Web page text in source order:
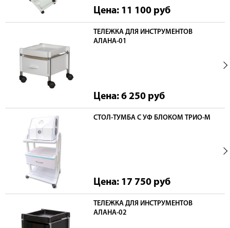
Цена: 11 100 руб
ТЕЛЕЖКА ДЛЯ ИНСТРУМЕНТОВ
АЛАНА-01
Цена: 6 250 руб
СТОЛ-ТУМБА С УФ БЛОКОМ ТРИО-М
Цена: 17 750 руб
ТЕЛЕЖКА ДЛЯ ИНСТРУМЕНТОВ
АЛАНА-02